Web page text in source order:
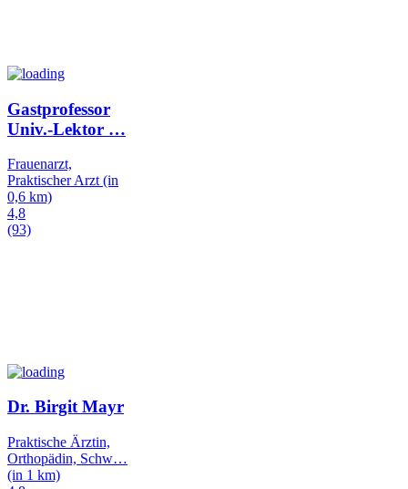
Gastprofessor
Univ.-Lektor …
Frauenarzt,
Praktischer Arzt (in
0,6 km)
4,8
(93)
Dr. Birgit Mayr
Praktische Ärztin,
Orthopädin, Schw…
(in 1 km)